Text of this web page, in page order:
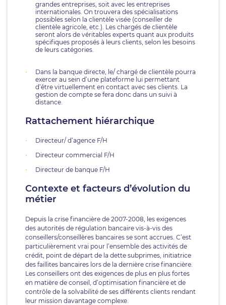
grandes entreprises, soit avec les entreprises
internationales. On trouvera des spécialisations
possibles selon la clientèle visée (conseiller de
clientèle agricole, etc.). Les chargés de clientèle
seront alors de véritables experts quant aux produits
spécifiques proposés à leurs clients, selon les besoins
de leurs catégories.
Dans la banque directe, le/ chargé de clientèle pourra
exercer au sein d’une plateforme lui permettant
d’être virtuellement en contact avec ses clients. La
gestion de compte se fera donc dans un suivi à
distance.
Rattachement hiérarchique
Directeur/ d’agence F/H
Directeur commercial F/H
Directeur de banque F/H
Contexte et facteurs d’évolution du
métier
Depuis la crise financière de 2007-2008, les exigences
des autorités de régulation bancaire vis-à-vis des
conseillers/conseillères bancaires se sont accrues. C’est
particulièrement vrai pour l’ensemble des activités de
crédit, point de départ de la dette subprimes, initiatrice
des faillites bancaires lors de la dernière crise financière.
Les conseillers ont des exigences de plus en plus fortes
en matière de conseil, d’optimisation financière et de
contrôle de la solvabilité de ses différents clients rendant
leur mission davantage complexe.